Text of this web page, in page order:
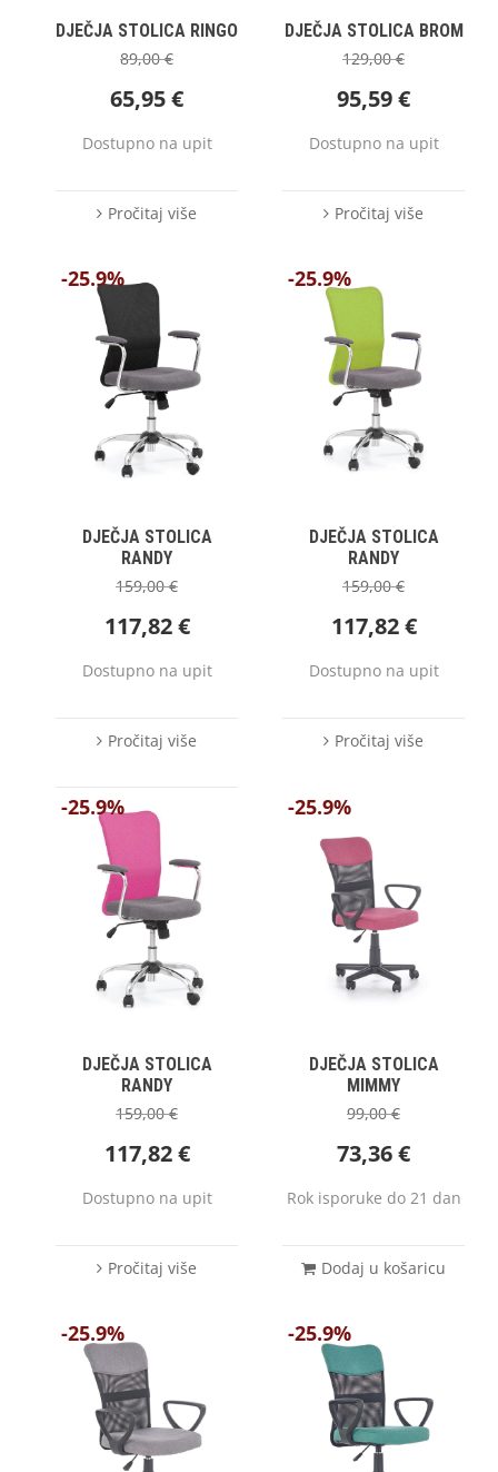
DJEČJA STOLICA RINGO
89,00€
65,95€
Dostupno na upit
Pročitaj više
DJEČJA STOLICA BROM
129,00€
95,59€
Dostupno na upit
Pročitaj više
-25.9%
DJEČJA STOLICA
RANDY
159,00€
117,82€
Dostupno na upit
Pročitaj više
-25.9%
DJEČJA STOLICA
RANDY
159,00€
117,82€
Dostupno na upit
Pročitaj više
-25.9%
DJEČJA STOLICA
RANDY
159,00€
117,82€
Dostupno na upit
Pročitaj više
-25.9%
DJEČJA STOLICA
MIMMY
99,00€
73,36€
Rok isporuke do 21 dan
Dodaj u košaricu
-25.9% -25.9%